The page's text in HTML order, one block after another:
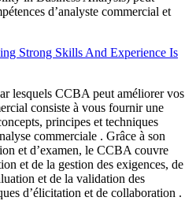
d’analyste commercial et
lesquels CCBA peut améliorer vos
consiste à vous fournir une
principes et techniques
commerciale . Grâce à son
et d’examen, le CCBA couvre
et de la gestion des exigences, de
et de la validation des
d’élicitation et de collaboration .